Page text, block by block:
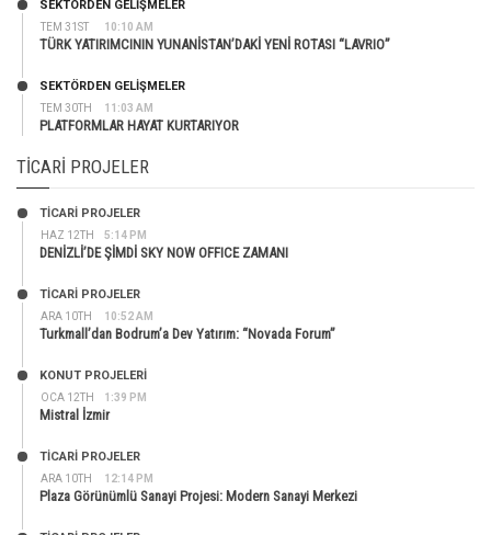
TEM 31ST 10:10 AM
SEKTÖRDEN GELIŞMELER
TÜRK YATIRIMCININ YUNANİSTAN’DAKİ YENİ ROTASI “LAVRIO”
TEM 30TH 11:03 AM
SEKTÖRDEN GELIŞMELER
PLATFORMLAR HAYAT KURTARIYOR
TICARI PROJELER
HAZ 12TH 5:14 PM
TİCARİ PROJELER
DENİZLİ’DE ŞİMDİ SKY NOW OFFICE ZAMANI
ARA 10TH 10:52 AM
TİCARİ PROJELER
Turkmall’dan Bodrum’a Dev Yatırım: “Novada Forum”
OCA 12TH 1:39 PM
KONUT PROJELERI
Mistral İzmir
ARA 10TH 12:14 PM
TİCARİ PROJELER
Plaza Görünümlü Sanayi Projesi: Modern Sanayi Merkezi